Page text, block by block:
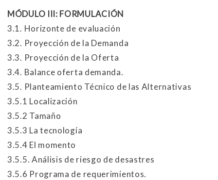
MÓDULO III: FORMULACIÓN
3.1. Horizonte de evaluación
3.2. Proyección de la Demanda
3.3. Proyección de la Oferta
3.4. Balance oferta demanda.
3.5. Planteamiento Técnico de las Alternativas
3.5.1 Localización
3.5.2 Tamaño
3.5.3 La tecnología
3.5.4 El momento
3.5.5. Análisis de riesgo de desastres
3.5.6 Programa de requerimientos.